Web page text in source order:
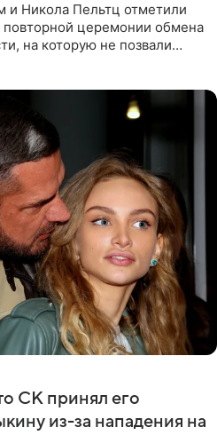
и Никола Пельтц отметили
церемонии обмена
на которую не позвали
СК принял его
из-за нападения на